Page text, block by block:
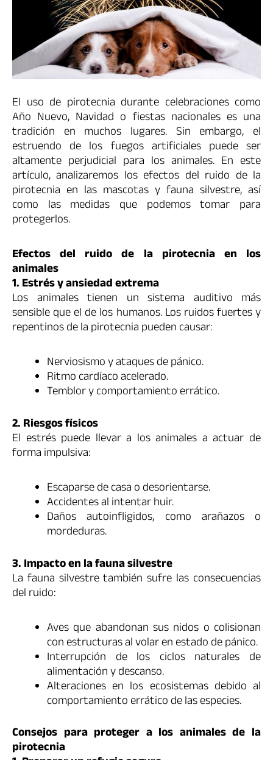
El uso de pirotecnia durante celebraciones como
Año Nuevo, Navidad o fiestas nacionales es una
tradición en muchos lugares. Sin embargo, el
estruendo de los fuegos artificiales puede ser
altamente perjudicial para los animales. En este
artículo, analizaremos los efectos del ruido de la
pirotecnia en las mascotas y fauna silvestre, así
como las medidas que podemos tomar para
protegerlos.
Efectos del ruido de la pirotecnia en los
animales
1. Estrés y ansiedad extrema
Los animales tienen un sistema auditivo más
sensible que el de los humanos. Los ruidos fuertes y
repentinos de la pirotecnia pueden causar:
Nerviosismo y ataques de pánico.
Ritmo cardíaco acelerado.
Temblor y comportamiento errático.
2. Riesgos físicos
El estrés puede llevar a los animales a actuar de
forma impulsiva:
Escaparse de casa o desorientarse.
Accidentes al intentar huir.
Daños autoinfligidos, como arañazos o
mordeduras.
3. Impacto en la fauna silvestre
La fauna silvestre también sufre las consecuencias
del ruido:
Aves que abandonan sus nidos o colisionan
con estructuras al volar en estado de pánico.
Interrupción de los ciclos naturales de
alimentación y descanso.
Alteraciones en los ecosistemas debido al
comportamiento errático de las especies.
Consejos para proteger a los animales de la
pirotecnia